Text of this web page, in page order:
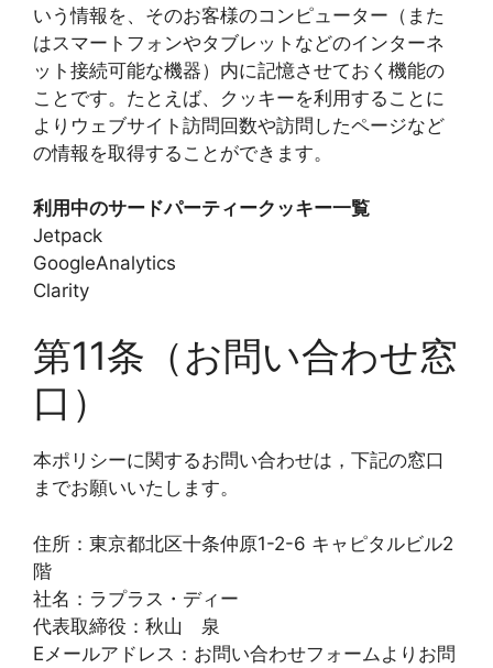
いう情報を、そのお客様のコンピューター（また
はスマートフォンやタブレットなどのインターネ
ット接続可能な機器）内に記憶させておく機能の
ことです。たとえば、クッキーを利用することに
よりウェブサイト訪問回数や訪問したページなど
の情報を取得することができます。
利用中のサードパーティークッキー一覧
Jetpack
GoogleAnalytics
Clarity
第11条（お問い合わせ窓
口）
本ポリシーに関するお問い合わせは，下記の窓口
までお願いいたします。
住所：東京都北区十条仲原1-2-6 キャピタルビル2
階
社名：ラプラス・ディー
代表取締役：秋山 泉
Eメールアドレス：お問い合わせフォームよりお問